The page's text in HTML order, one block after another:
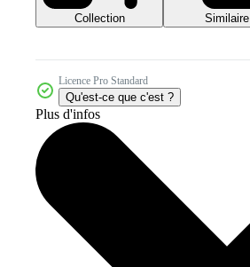
Collection Similaire
Licence Pro Standard
Qu'est-ce que c'est ?
Plus d'infos